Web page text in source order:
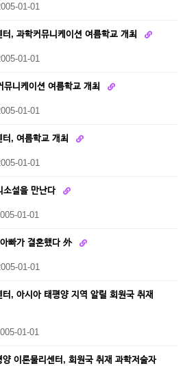
01-01
, 과학커뮤니케이션 여름학교 개최
01-01
니케이션 여름학교 개최
01-01
, 여름학교 개최
01-01
소설을 만난다
01-01
빠가 결혼했다 外
01-01
, 아시아 태평양 지역 알릴 회원국 취재
01-01
이론물리센터, 회원국 취재 과학저술자